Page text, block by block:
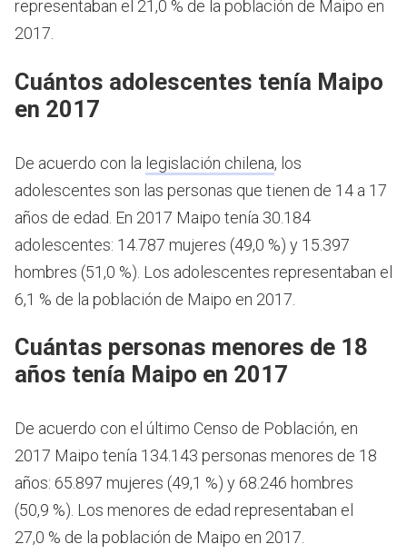
representaban el 21,0 % de la población de Maipo en
2017.
Cuántos adolescentes tenía Maipo
en 2017
De acuerdo con la legislación chilena, los
adolescentes son las personas que tienen de 14 a 17
años de edad. En 2017 Maipo tenía 30.184
adolescentes: 14.787 mujeres (49,0 %) y 15.397
hombres (51,0 %). Los adolescentes representaban el
6,1 % de la población de Maipo en 2017.
Cuántas personas menores de 18
años tenía Maipo en 2017
De acuerdo con el último Censo de Población, en
2017 Maipo tenía 134.143 personas menores de 18
años: 65.897 mujeres (49,1 %) y 68.246 hombres
(50,9 %). Los menores de edad representaban el
27,0 % de la población de Maipo en 2017.